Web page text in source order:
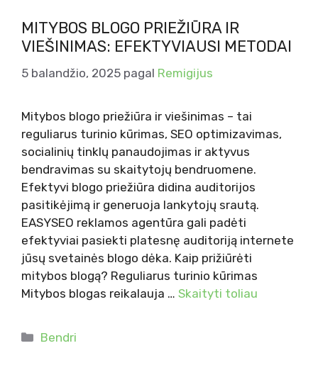
MITYBOS BLOGO PRIEŽIŪRA IR
VIEŠINIMAS: EFEKTYVIAUSI METODAI
5 balandžio, 2025 pagal Remigijus
Mitybos blogo priežiūra ir viešinimas – tai
reguliarus turinio kūrimas, SEO optimizavimas,
socialinių tinklų panaudojimas ir aktyvus
bendravimas su skaitytojų bendruomene.
Efektyvi blogo priežiūra didina auditorijos
pasitikėjimą ir generuoja lankytojų srautą.
EASYSEO reklamos agentūra gali padėti
efektyviai pasiekti platesnę auditoriją internete
jūsų svetainės blogo dėka. Kaip prižiūrėti
mitybos blogą? Reguliarus turinio kūrimas
Mitybos blogas reikalauja … Skaityti toliau
Kategorijos
Bendri